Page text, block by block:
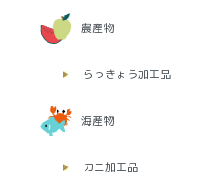
農産物
らっきょう加工品
海産物
カニ加工品